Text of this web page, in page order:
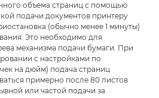
объема страниц с помощью
подачи документов принтеру
(обычно менее 1 минуты)
Это необходимо для
механизма подачи бумаги. При
с настройками по
на дюйм) подача страниц
примерно после 80 листов
или частой подачи за